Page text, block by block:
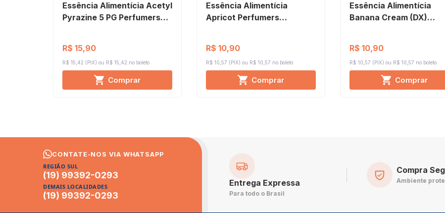
Essência Alimentícia Acetyl
Pyrazine 5 PG Perfumers
R$ 15,90
R$ 15,42 (PIX) R$ 15,42 no boleto
Comprar
Essência Alimentícia
Apricot Perfumers
R$ 10,90
R$ 10,57 (PIX) R$ 10,57 no boleto
Comprar
Essência Alimentícia
Banana Cream (DX)
R$ 10,90
R$ 10,57 (PIX) R$ 10,57 no boleto
Comprar
CONTATE-NOS VIA WHATSAPP
REGIÃO SUL
(19) 99392-0293
DEMAIS LOCALIDADES
(19) 99392-0293
Entrega Expressa
Para todo o Brasil
Compra
Ambiente